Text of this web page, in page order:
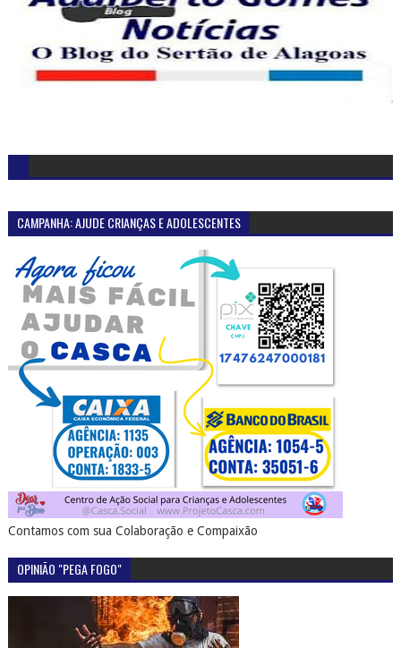
CAMPANHA: AJUDE CRIANÇAS E ADOLESCENTES
Contamos com sua Colaboração e Compaixão
OPINIÃO "PEGA FOGO"